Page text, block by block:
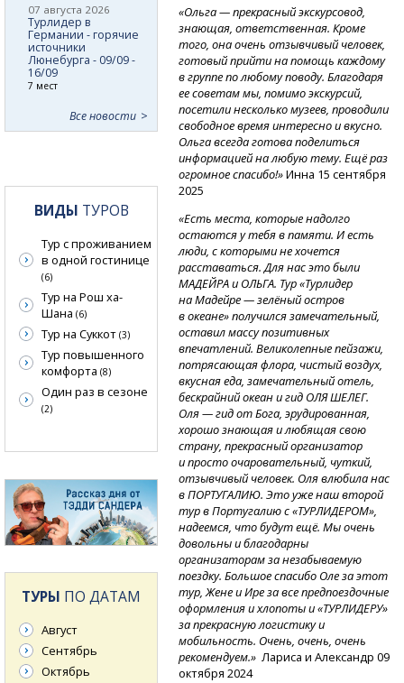
«Ольга — прекрасный экскурсовод,
знающая, ответственная. Кроме
того, она очень отзывчивый человек,
готовый прийти на помощь каждому
в группе по любому поводу. Благодаря
ее советам мы, помимо экскурсий,
посетили несколько музеев, проводили
свободное время интересно и вкусно.
Ольга всегда готова поделиться
информацией на любую тему. Ещё раз
огромное спасибо!»Инна 15 сентября
2025
«Есть места, которые надолго
остаются у тебя в памяти. И есть
люди, с которыми не хочется
расставаться. Для нас это были
МАДЕЙРА и ОЛЬГА. Тур «Турлидер
на Мадейре — зелёный остров
в океане» получился замечательный,
оставил массу позитивных
впечатлений. Великолепные пейзажи,
потрясающая флора, чистый воздух,
вкусная еда, замечательный отель,
бескрайний океан и гид ОЛЯ ШЕЛЕГ.
Оля — гид от Бога, эрудированная,
хорошо знающая и любящая свою
страну, прекрасный организатор
и просто очаровательный, чуткий,
отзывчивый человек. Оля влюбила нас
в ПОРТУГАЛИЮ. Это уже наш второй
тур в Португалию с «ТУРЛИДЕРОМ»,
надеемся, что будут ещё. Мы очень
довольны и благодарны
организаторам за незабываемую
поездку. Большое спасибо Оле за этот
тур, Жене и Ире за все предпоездочные
оформления и хлопоты и «ТУРЛИДЕРУ»
за прекрасную логистику и
мобильность. Очень, очень, очень
рекомендуем.» Лариса и Александр 09
октября 2024
07 августа 2026
Турлидер в
Германии - горячие
источники
Люнебурга - 09/09 -
16/09
7 мест
Все новости
ВИДЫ ТУРОВ
Тур с проживанием
в одной гостинице
(6)
Тур на Рош ха-
Шана (6)
Тур на Суккот (3)
Тур повышенного
комфорта (8)
Один раз в сезоне
(2)
ТУРЫ ПО ДАТАМ
Август
Сентябрь
Октябрь